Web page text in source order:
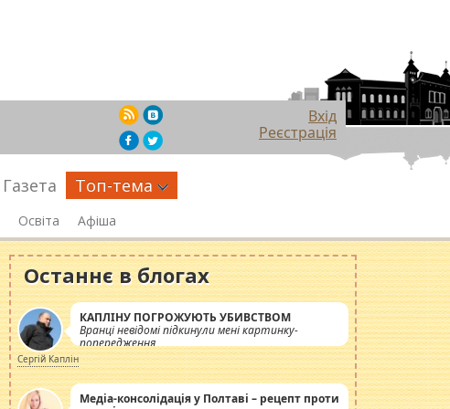
Вхід
Реєстрація
Газета Топ-тема
Освіта Афіша
Останнє в блогах
КАПЛІНУ ПОГРОЖУЮТЬ УБИВСТВОМ
Вранці невідомі підкинули мені картинку-
попередження
Сергій Каплін
Медіа-консолідація у Полтаві – рецепт проти